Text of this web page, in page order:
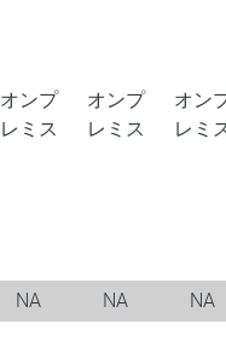
オンプ
レミス
オンプ
レミス
オン
レミ
NA NA NA